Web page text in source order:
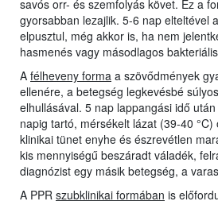
savós orr- és szemfolyás követ. Ez a
gyorsabban lezajlik. 5-6 nap elteltével
elpusztul, még akkor is, ha nem
hasmenés vagy másodlagos
A félheveny forma a szövődmények
ellenére, a betegség legkevésbé
elhullásával. 5 nap lappangási idő
napig tartó, mérsékelt lázat (39-40
klinikai tünet enyhe és észrevétlen
kis mennyiségű beszáradt váladék,
diagnózist egy másik betegség, a
A PPR szubklinikai formában is